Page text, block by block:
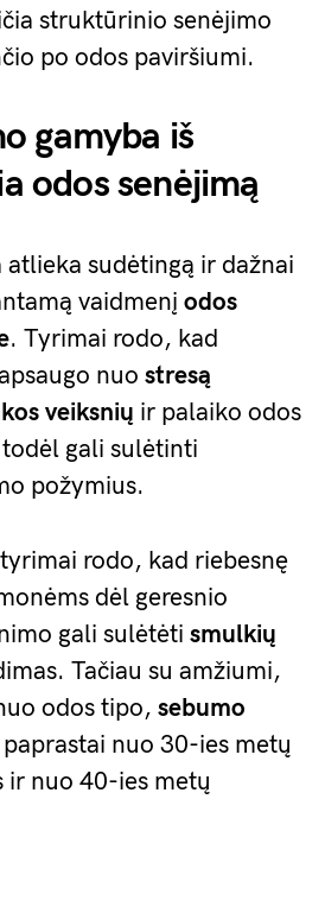
struktūrinio senėjimo
po odos paviršiumi.
gamyba iš
odos senėjimą
atlieka sudėtingą ir dažnai
vaidmenį odos
. Tyrimai rodo, kad
nuo stresą
veiksnių ir palaiko odos
gali sulėtinti
požymius.
rodo, kad riebesnę
dėl geresnio
gali sulėtėti smulkių
Tačiau su amžiumi,
odos tipo, sebumo
nuo 30-ies metų
nuo 40-ies metų